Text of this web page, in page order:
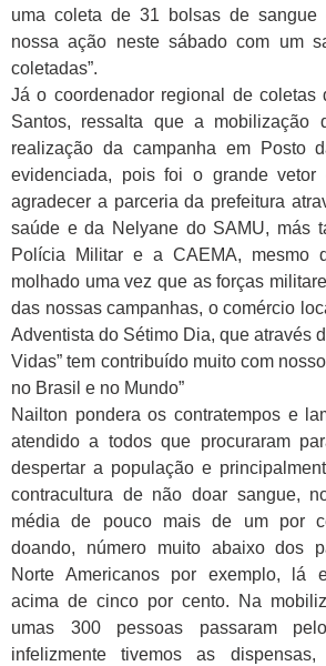
uma coleta de 31 bolsas de sangue
nossa ação neste sábado com um
coletadas”.
Já o coordenador regional de coletas
Santos, ressalta que a
realização da campanha em Posto
evidenciada, pois foi o grande vetor
agradecer a parceria da prefeitura
saúde e da Nelyane do SAMU, más
Polícia Militar e a CAEMA, mesmo
molhado uma vez que as forças
das nossas campanhas, o comércio
Adventista do Sétimo Dia, que através
Vidas” tem contribuído muito com
no Brasil e no Mundo”
Nailton pondera os contratempos e
atendido a todos que procuraram
despertar a população e
contracultura de não doar sangue,
média de pouco mais de um por
doando, número muito abaixo dos
Norte Americanos por exemplo, lá
acima de cinco por cento. Na
umas 300 pessoas passaram
infelizmente tivemos as